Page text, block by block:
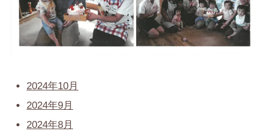
2024年10月
2024年9月
2024年8月